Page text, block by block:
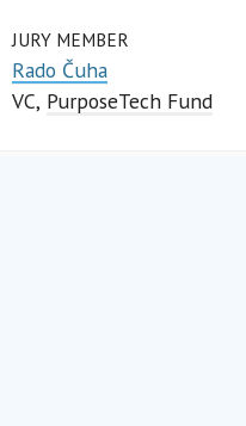
JURY MEMBER
Rado Čuha
VC PurposeTech Fund